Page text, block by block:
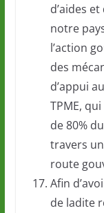
d’aides
notre
l’action
des
d’appui
TPME,
de 80%
travers
route
Afin
de ladite